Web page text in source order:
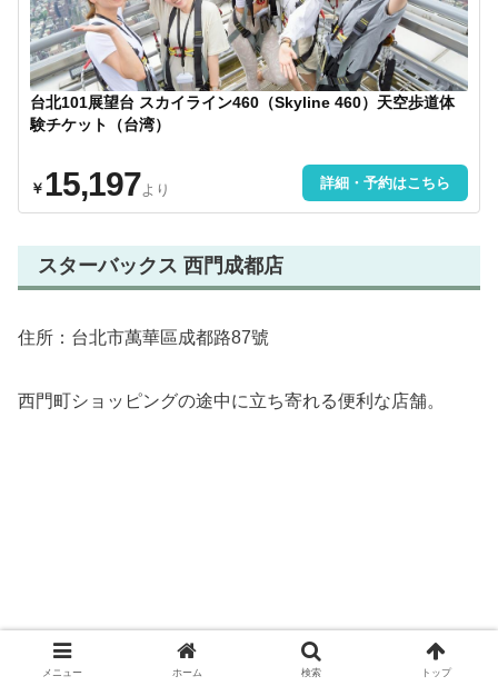
台北101展望台 スカイライン460（Skyline 460）天空歩道体
験チケット（台湾）
￥ 15,197より 詳細・予約はこちら
スターバックス 西門成都店
住所：台北市萬華區成都路87號
西門町ショッピングの途中に立ち寄れる便利な店舗。
メニュー ホーム 検索 トップ